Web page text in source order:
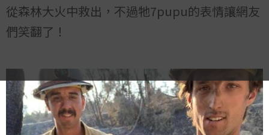
從森林大火中救出，不過牠7pupu的表情讓網友
們笑翻了！